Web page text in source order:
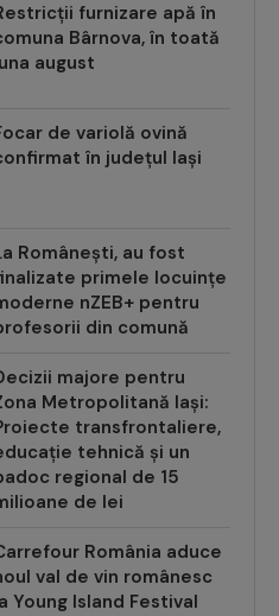
furnizare apă în
Bârnova, în toată
august
de variolă ovină
în județul Iași
Românești, au fost
primele locuințe
nZEB+ pentru
din comună
majore pentru
Metropolitană Iași:
transfrontaliere,
tehnică și un
regional de 15
de lei
România aduce
val de vin românesc
Young Island Festival